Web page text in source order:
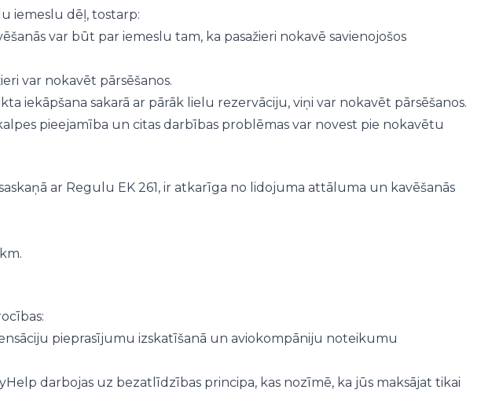
iemeslu dēļ, tostarp:
var būt par iemeslu tam, ka pasažieri nokavē savienojošos
var nokavēt pārsēšanos.
iekāpšana sakarā ar pārāk lielu rezervāciju, viņi var nokavēt pārsēšanos.
pieejamība un citas darbības problēmas var novest pie nokavētu
ar Regulu EK 261, ir atkarīga no lidojuma attāluma un kavēšanās
pieprasījumu izskatīšanā un aviokompāniju noteikumu
darbojas uz bezatlīdzības principa, kas nozīmē, ka jūs maksājat tikai